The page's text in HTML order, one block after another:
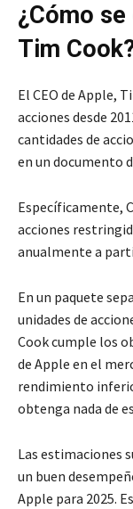
¿Cómo
Tim
El CEO de Apple,
acciones desde
cantidades de
en un documento
Específicamente,
acciones
anualmente a
En un paquete
unidades de
Cook cumple los
de Apple en el
rendimiento
obtenga nada de
Las estimaciones
un buen
Apple para 2025.